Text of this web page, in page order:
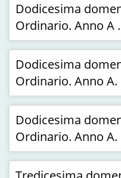
Dodicesima
Ordinario. Anno A
Dodicesima
Ordinario. Anno A.
Dodicesima
Ordinario. Anno